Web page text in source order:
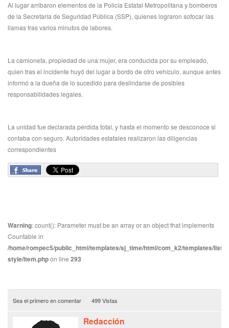
Al lugar arribaron elementos de la Policía Estatal Metropolitana y bomberos
de la Secretaría de Seguridad Pública (SSP), quienes lograron sofocar las
llamas tras varios minutos de labores.
La camioneta, propiedad de una mujer, era conducida por su empleado,
quien tras el incidente huyó del lugar a bordo de otro vehículo, aunque antes
informó a la dueña de lo sucedido para deslindarse de posibles
responsabilidades legales.
La unidad fue declarada pérdida total, y hasta el momento se desconoce si
contaba con seguro. Autoridades estatales realizaron las diligencias
correspondientes
Warning: count(): Parameter must be an array or an object that implements
Countable in
/home/rompec5/public_html/templates/sj_time/html/com_k2/templates/
style/item.phpon line 293
Sea el primero en comentar 499 Vistas
Redacción